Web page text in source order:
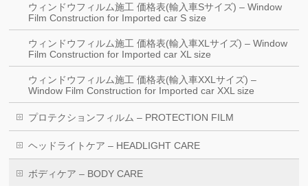
ウィンドウフィルム施工 価格表(輸入車Sサイズ) – Window
Film Construction for Imported car S size
ウィンドウフィルム施工 価格表(輸入車XLサイズ) – Window
Film Construction for Imported car XL size
ウィンドウフィルム施工 価格表(輸入車XXLサイズ) –
Window Film Construction for Imported car XXL size
プロテクションフィルム – PROTECTION FILM
ヘッドライトケア – HEADLIGHT CARE
ボディケア – BODY CARE